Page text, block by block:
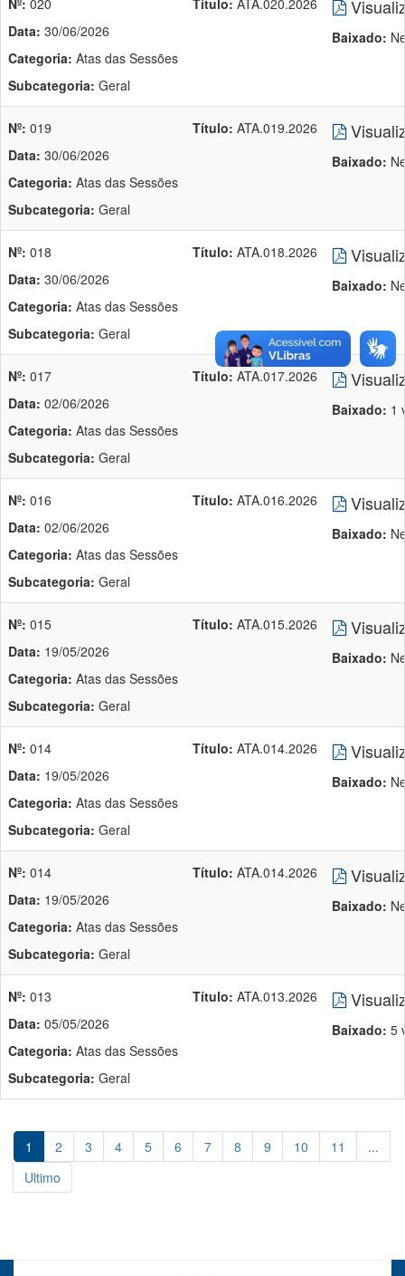
Nº: 020
Data: 30/06/2026
Categoria: Atas das Sessões
Subcategoria: Geral
Título: ATA.020.2026
Baixado:
Nº: 019
Data: 30/06/2026
Categoria: Atas das Sessões
Subcategoria: Geral
Título: ATA.019.2026
Baixado:
Nº: 018
Data: 30/06/2026
Categoria: Atas das Sessões
Subcategoria: Geral
Título: ATA.018.2026
Baixado:
Nº: 017
Data: 02/06/2026
Categoria: Atas das Sessões
Subcategoria: Geral
Título: ATA.017.2026
Baixado: 1
Nº: 016
Data: 02/06/2026
Categoria: Atas das Sessões
Subcategoria: Geral
Título: ATA.016.2026
Baixado:
Nº: 015
Data: 19/05/2026
Categoria: Atas das Sessões
Subcategoria: Geral
Título: ATA.015.2026
Baixado:
Nº: 014
Data: 19/05/2026
Categoria: Atas das Sessões
Subcategoria: Geral
Título: ATA.014.2026
Baixado:
Nº: 014
Data: 19/05/2026
Categoria: Atas das Sessões
Subcategoria: Geral
Título: ATA.014.2026
Baixado:
Nº: 013
Data: 05/05/2026
Categoria: Atas das Sessões
Subcategoria: Geral
Título: ATA.013.2026
Baixado: 5
1 2 3 4 5 6 7 8 9 10 11
...
Ultimo